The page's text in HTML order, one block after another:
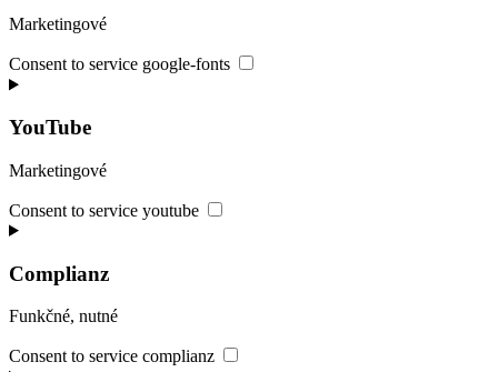
Marketingové
Consent to service google-fonts
YouTube
Marketingové
Consent to service youtube
Complianz
Funkčné, nutné
Consent to service complianz